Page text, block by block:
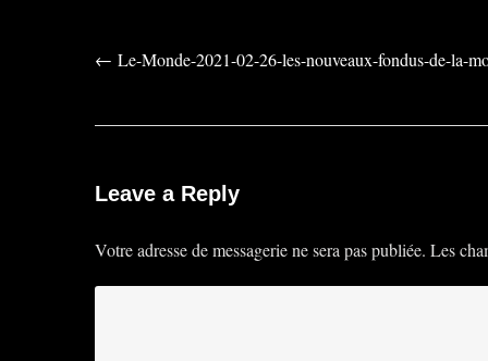
Post
← Le-Monde-2021-02-26-les-nouveaux-fondus-de-la-
Leave a Reply
Votre adresse de messagerie ne sera pas publiée. Les